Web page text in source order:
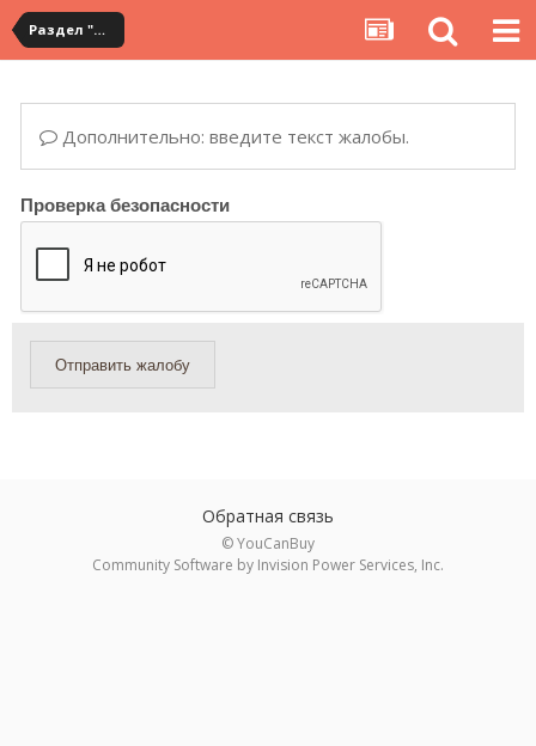
Раздел "Мои покупки" на сервисе YouCanBuy
Дополнительно: введите текст жалобы.
Проверка безопасности
Отправить жалобу
Обратная связь
© YouCanBuy
Community Software by Invision Power Services, Inc.